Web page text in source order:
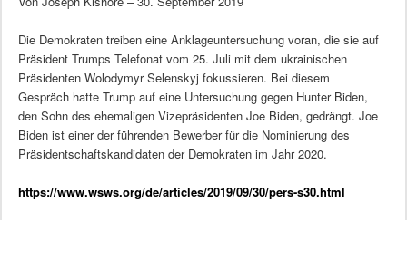
Die Demokraten treiben eine Anklageuntersuchung voran, die sie auf
Präsident Trumps Telefonat vom 25. Juli mit dem ukrainischen
Präsidenten Wolodymyr Selenskyj fokussieren. Bei diesem
Gespräch hatte Trump auf eine Untersuchung gegen Hunter Biden,
den Sohn des ehemaligen Vizepräsidenten Joe Biden, gedrängt. Joe
Biden ist einer der führenden Bewerber für die Nominierung des
Präsidentschaftskandidaten der Demokraten im Jahr 2020.
https://www.wsws.org/de/articles/2019/09/30/pers-s30.html